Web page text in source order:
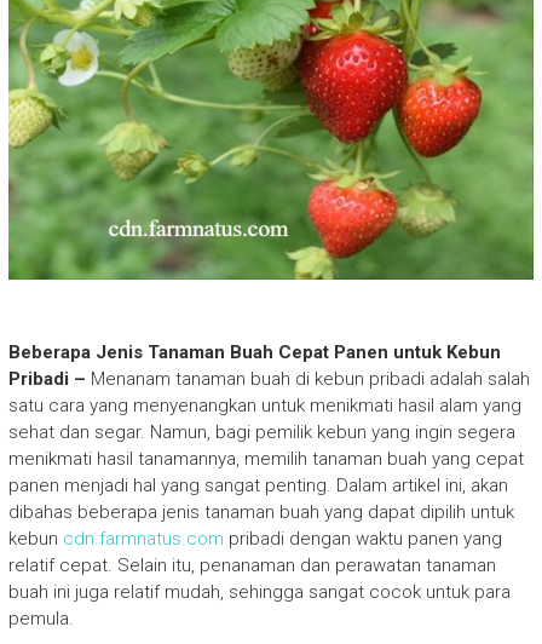
Beberapa Jenis Tanaman Buah Cepat Panen untuk Kebun
Pribadi – Menanam tanaman buah di kebun pribadi adalah salah
satu cara yang menyenangkan untuk menikmati hasil alam yang
sehat dan segar. Namun, bagi pemilik kebun yang ingin segera
menikmati hasil tanamannya, memilih tanaman buah yang cepat
panen menjadi hal yang sangat penting. Dalam artikel ini, akan
dibahas beberapa jenis tanaman buah yang dapat dipilih untuk
kebun cdn.farmnatus.com pribadi dengan waktu panen yang
relatif cepat. Selain itu, penanaman dan perawatan tanaman
buah ini juga relatif mudah, sehingga sangat cocok untuk para
pemula.